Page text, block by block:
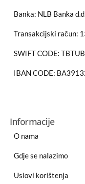
Banka: NLB Banka
Transakcijski račun:
SWIFT CODE:
IBAN CODE:
Informacije
O nama
Gdje se nalazimo
Uslovi korištenja